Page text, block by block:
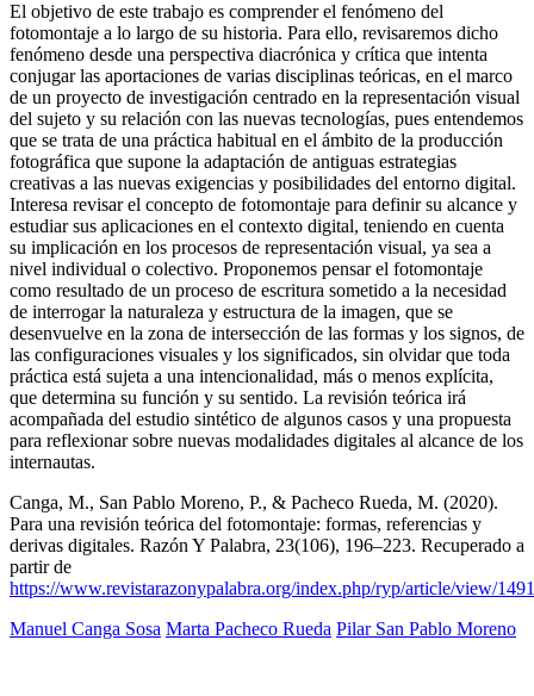
El objetivo de este trabajo es comprender el fenómeno del
fotomontaje a lo largo de su historia. Para ello, revisaremos dicho
fenómeno desde una perspectiva diacrónica y crítica que intenta
conjugar las aportaciones de varias disciplinas teóricas, en el marco
de un proyecto de investigación centrado en la representación visual
del sujeto y su relación con las nuevas tecnologías, pues entendemos
que se trata de una práctica habitual en el ámbito de la producción
fotográfica que supone la adaptación de antiguas estrategias
creativas a las nuevas exigencias y posibilidades del entorno digital.
Interesa revisar el concepto de fotomontaje para definir su alcance y
estudiar sus aplicaciones en el contexto digital, teniendo en cuenta
su implicación en los procesos de representación visual, ya sea a
nivel individual o colectivo. Proponemos pensar el fotomontaje
como resultado de un proceso de escritura sometido a la necesidad
de interrogar la naturaleza y estructura de la imagen, que se
desenvuelve en la zona de intersección de las formas y los signos, de
las configuraciones visuales y los significados, sin olvidar que toda
práctica está sujeta a una intencionalidad, más o menos explícita,
que determina su función y su sentido. La revisión teórica irá
acompañada del estudio sintético de algunos casos y una propuesta
para reflexionar sobre nuevas modalidades digitales al alcance de los
internautas.
Canga, M., San Pablo Moreno, P., & Pacheco Rueda, M. (2020).
Para una revisión teórica del fotomontaje: formas, referencias y
derivas digitales. Razón Y Palabra, 23(106), 196–223. Recuperado a
partir de
https://www.revistarazonypalabra.org/index.php/ryp/article/view/1491
Manuel Canga Sosa Marta Pacheco Rueda Pilar San Pablo Moreno